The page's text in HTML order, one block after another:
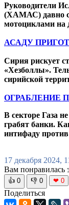
Руководители
(ХАМАС) давно
мотоциклами на
АСАДУ
Сирия рискует
«Хезболлы».
сирийской
ОГРАБЛЕНИЕ
В секторе Газа
грабят банки.
интифаду
17 декабря 2024,
Вам понравилась
👍 0 👎 0 ❤ 0
Поделиться